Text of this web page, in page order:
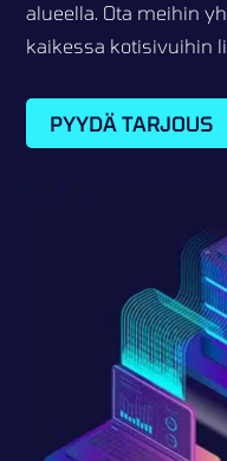
alueella. Ota meihin
kaikessa kotisivuihin
PYYDÄ TARJOUS